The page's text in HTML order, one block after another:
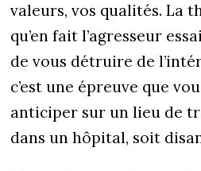
valeurs, vos qualités. La
qu’en fait l’agresseur
de vous détruire de
c’est une épreuve que
anticiper sur un lieu de
dans un hôpital, soit